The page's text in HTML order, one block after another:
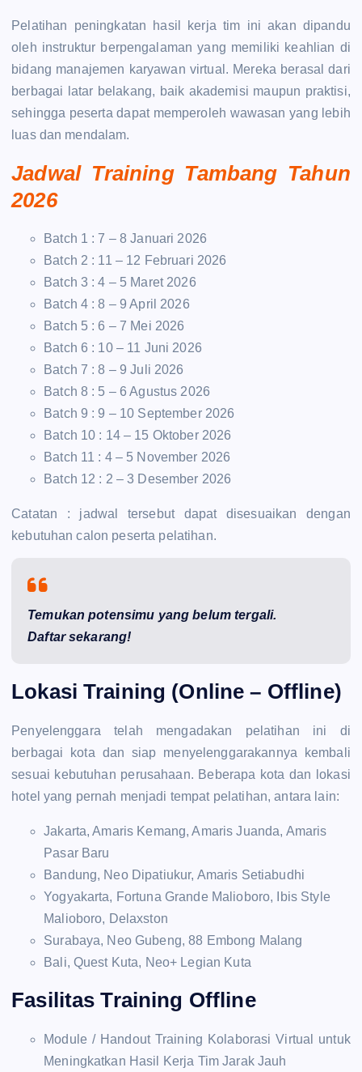
Pelatihan peningkatan hasil kerja tim ini akan dipandu
oleh instruktur berpengalaman yang memiliki keahlian di
bidang manajemen karyawan virtual. Mereka berasal dari
berbagai latar belakang, baik akademisi maupun praktisi,
sehingga peserta dapat memperoleh wawasan yang lebih
luas dan mendalam.
Jadwal Training Tambang Tahun
2026
Batch 1 : 7 – 8 Januari 2026
Batch 2 : 11 – 12 Februari 2026
Batch 3 : 4 – 5 Maret 2026
Batch 4 : 8 – 9 April 2026
Batch 5 : 6 – 7 Mei 2026
Batch 6 : 10 – 11 Juni 2026
Batch 7 : 8 – 9 Juli 2026
Batch 8 : 5 – 6 Agustus 2026
Batch 9 : 9 – 10 September 2026
Batch 10 : 14 – 15 Oktober 2026
Batch 11 : 4 – 5 November 2026
Batch 12 : 2 – 3 Desember 2026
Catatan : jadwal tersebut dapat disesuaikan dengan
kebutuhan calon peserta pelatihan.
Temukan potensimu yang belum tergali.
Daftar sekarang!
Lokasi Training (Online – Offline)
Penyelenggara telah mengadakan pelatihan ini di
berbagai kota dan siap menyelenggarakannya kembali
sesuai kebutuhan perusahaan. Beberapa kota dan lokasi
hotel yang pernah menjadi tempat pelatihan, antara lain:
Jakarta, Amaris Kemang, Amaris Juanda, Amaris
Pasar Baru
Bandung, Neo Dipatiukur, Amaris Setiabudhi
Yogyakarta, Fortuna Grande Malioboro, Ibis Style
Malioboro, Delaxston
Surabaya, Neo Gubeng, 88 Embong Malang
Bali, Quest Kuta, Neo+ Legian Kuta
Fasilitas Training Offline
Module / Handout Training Kolaborasi Virtual untuk
Meningkatkan Hasil Kerja Tim Jarak Jauh